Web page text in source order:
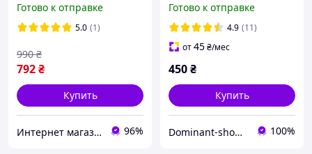
с зажимом для наличные
кожа
Готово к отправке
5.0 (1)
792₴
990 ₴
Купить
Интернет магазин сумок и аксессуаров BarBags 96%
черный с гербом
Украины. Прищепка для
денег
Готово к отправке
4.9 (11)
от45₴/мес
450₴
Купить
Dominant-shop.com.ua 100%